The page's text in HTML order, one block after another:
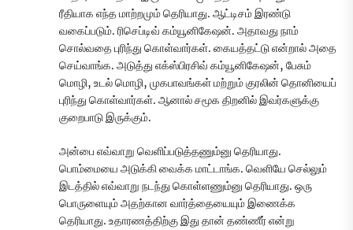
ரீதியாக எந்த மாற்றமும் தெரியாது. ஆட்டிசம் இரண்டு
வகைப்படும். ரிசெப்டிவ் கம்யூனிகேஷன். அதாவது நாம்
சொல்வதை புரிந்து கொள்வார்கள். கையத்தட்டு என்றால் அதை
செய்வாங்க. அடுத்து எக்ஸ்பிரசிவ் கம்யூனிகேஷன், பேசும்
மொழி, உடல் மொழி, முகபாவங்கள் மற்றும் குரலின் தொனியைப்
புரிந்து கொள்வார்கள். ஆனால் சமூக திறனில் இவர்களுக்கு
குறைபாடு இருக்கும்.
அன்பை எவ்வாறு வெளிப்படுத்தணும்னு தெரியாது.
பொம்மையை அடுக்கி வைக்க மாட்டாங்க. வெளியே செல்லும்
இடத்தில் எவ்வாறு நடந்து கொள்ளணும்னு தெரியாது. ஒரு
பொருளையும் அதற்கான வார்த்தையையும் இணைக்க
தெரியாது. உதாரணத்திற்கு இது தான் தண்ணீர் என்று